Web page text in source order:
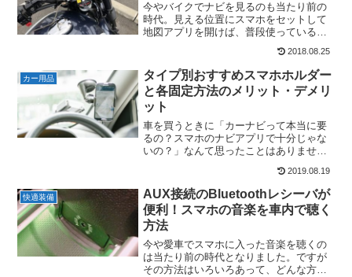
今やバイクでナビを見るのも当たり前の
時代。見える位置にスマホをセットして
地図アプリを開けば、普段使っているス
マホがあっという間にナビに大変身しま
す。ですが、“どんなスマホホルダーを使
って”、“どうやってバイクに固定する
か”というと、これがな...
2018.08.25
カー用品
タイプ別おすすめスマホホルダー
と各固定方法のメリット・デメリ
ット
車を買うときに「カーナビって本当に要
るの？スマホのナビアプリで十分じゃな
いの？」なんて思ったことはありません
るときも、ナビが必要なときは常にスマ
ホのナビアプリを利用しています。スマ
ホのナビアプリは一般的な...
2019.08.19
快適装備
AUX接続のBluetoothレシーバが
便利！スマホの音楽を車内で聴く
方法
今や愛車でスマホに入った音楽を聴くの
は当たり前の時代となりました。ですが
その方法はいろいろあって、どんな方法